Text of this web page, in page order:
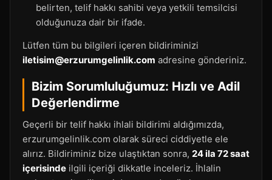
belirten, telif hakkı sahibi veya yetkili temsilcisi
olduğunuza dair bir ifade.
Lütfen tüm bu bilgileri içeren bildiriminizi
iletisim@erzurumgelinlik.com adresine gönderiniz.
Bizim Sorumluluğumuz: Hızlı ve Adil
Değerlendirme
Geçerli bir telif hakkı ihlali bildirimi aldığımızda,
erzurumgelinlik.com olarak süreci ciddiyetle ele
alırız. Bildiriminiz bize ulaştıktan sonra, 24 ila 72 saat
içerisinde ilgili içeriği dikkatle inceleriz. İhlalin